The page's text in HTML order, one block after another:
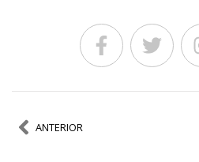
ANTERIOR